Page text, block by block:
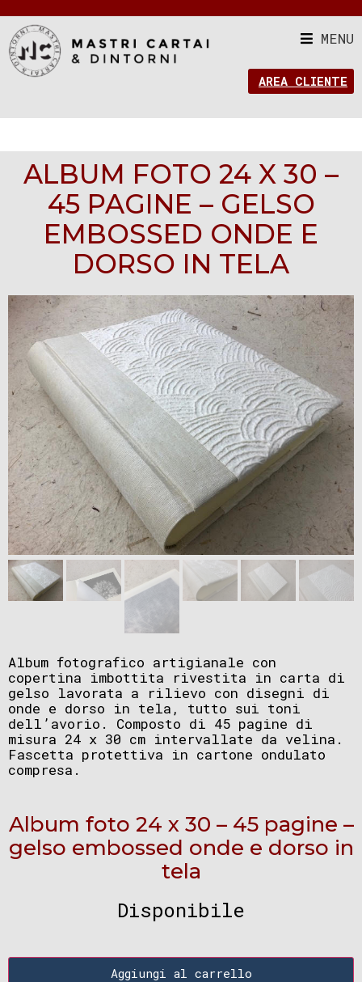
MENU
AREA CLIENTE
ALBUM FOTO 24 X 30 –
45 PAGINE – GELSO
EMBOSSED ONDE E
DORSO IN TELA
Album fotografico artigianale con
copertina imbottita rivestita in carta di
gelso lavorata a rilievo con disegni di
onde e dorso in tela, tutto sui toni
dell’avorio. Composto di 45 pagine di
misura 24 x 30 cm intervallate da velina.
Fascetta protettiva in cartone ondulato
compresa.
Album foto 24 x 30 – 45 pagine –
gelso embossed onde e dorso in
tela
Disponibile
Aggiungi al carrello